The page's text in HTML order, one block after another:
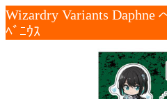
Wizardry Variants Daphne
ﾍﾞﾆｳｽ